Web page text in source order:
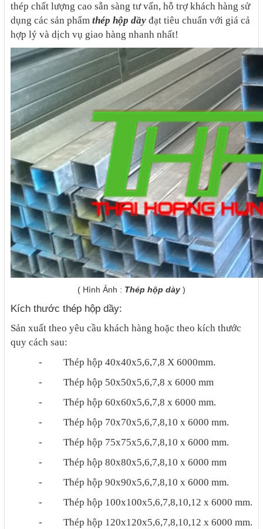
thép chất lượng cao sẵn sàng tư vấn, hỗ trợ khách hàng sử
dụng các sản phẩm thép hộp dầy đạt tiêu chuẩn với giá cả
hợp lý và dịch vụ giao hàng nhanh nhất!
( Hình Ảnh : Thép hộp dày )
Kích thước thép hộp dầy:
Sản xuất theo yêu cầu khách hàng hoặc theo kích thước
quy cách sau:
- Thép hộp 40x40x5,6,7,8 X 6000mm.
- Thép hộp 50x50x5,6,7,8 x 6000 mm
- Thép hộp 60x60x5,6,7,8 x 6000 mm.
- Thép hộp 70x70x5,6,7,8,10 x 6000 mm.
- Thép hộp 75x75x5,6,7,8,10 x 6000 mm.
- Thép hộp 80x80x5,6,7,8,10 x 6000 mm
- Thép hộp 90x90x5,6,7,8,10 x 6000 mm.
- Thép hộp 100x100x5,6,7,8,10,12 x 6000 mm.
- Thép hộp 120x120x5,6,7,8,10,12 x 6000 mm.